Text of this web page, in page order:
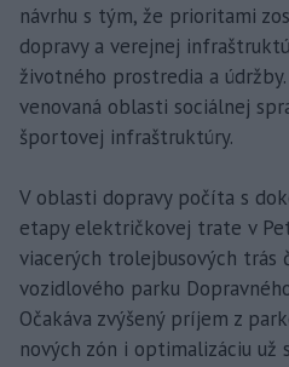
návrhu s tým, že prioritami
dopravy a verejnej
životného prostredia a
venovaná oblasti sociálnej
športovej infraštruktúry.
V oblasti dopravy počíta s
etapy električkovej trate v
viacerých trolejbusových trás
vozidlového parku
Očakáva zvýšený príjem z
nových zón i optimalizáciu už